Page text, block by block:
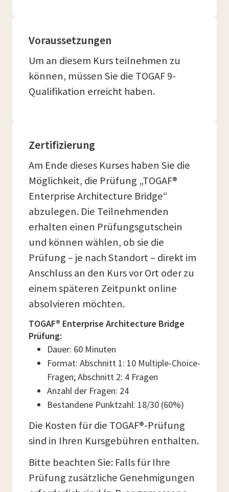
Voraussetzungen
Um an diesem Kurs teilnehmen zu
können, müssen Sie die TOGAF 9-
Qualifikation erreicht haben.
Zertifizierung
Am Ende dieses Kurses haben Sie die
Möglichkeit, die Prüfung „TOGAF®
Enterprise Architecture Bridge“
abzulegen. Die Teilnehmenden
erhalten einen Prüfungsgutschein
und können wählen, ob sie die
Prüfung – je nach Standort – direkt im
Anschluss an den Kurs vor Ort oder zu
einem späteren Zeitpunkt online
absolvieren möchten.
TOGAF® Enterprise Architecture Bridge
Prüfung:
Dauer: 60 Minuten
Format: Abschnitt 1: 10 Multiple-Choice-
Fragen; Abschnitt 2: 4 Fragen
Anzahl der Fragen: 24
Bestandene Punktzahl: 18/30 (60%)
Die Kosten für die TOGAF®-Prüfung
sind in Ihren Kursgebühren enthalten.
Bitte beachten Sie: Falls für Ihre
Prüfung zusätzliche Genehmigungen